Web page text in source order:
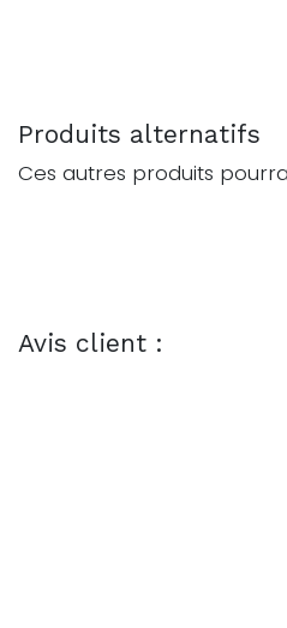
Produits alternatifs
Ces autres produits
Avis client :